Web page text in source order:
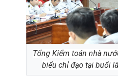
Tổng Kiểm toán nhà
biểu chỉ đạo tại buổi